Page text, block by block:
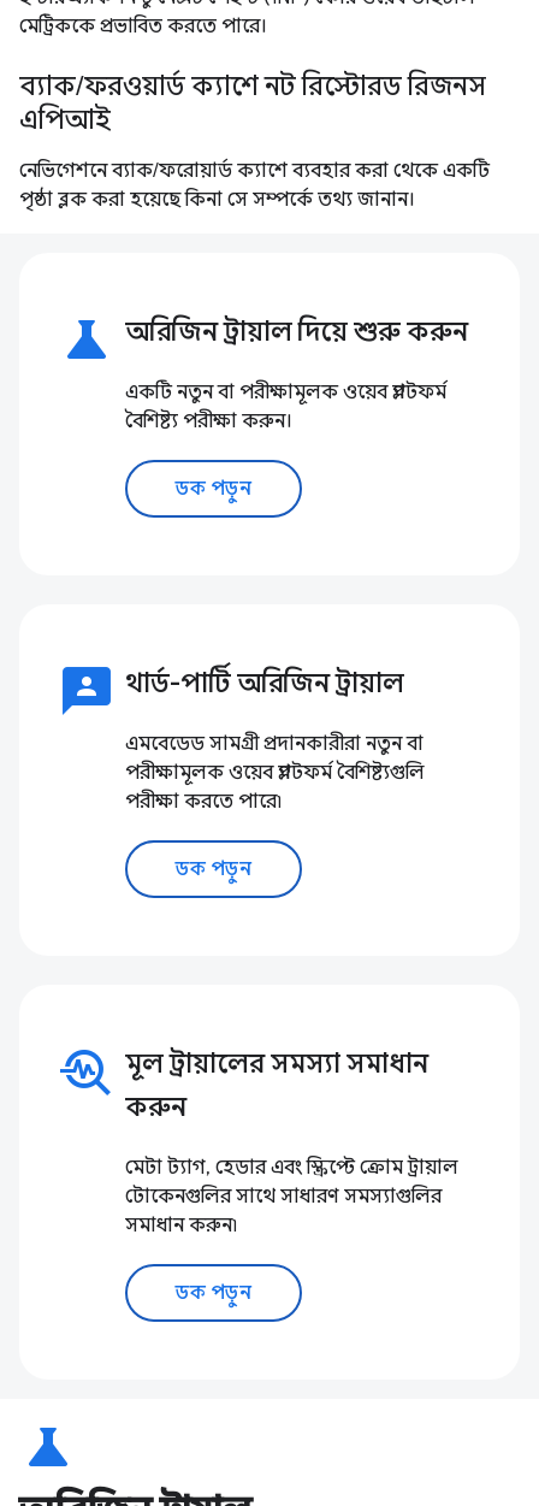
মেট্রিককে প্রভাবিত করতে পারে।
ব্যাক/ফরওয়ার্ড ক্যাশে নট রিস্টোরড রিজনস
এপিআই
নেভিগেশনে ব্যাক/ফরোয়ার্ড ক্যাশে ব্যবহার করা থেকে একটি
পৃষ্ঠা ব্লক করা হয়েছে কিনা সে সম্পর্কে তথ্য জানান।
science অরিজিন ট্রায়াল দিয়ে শুরু করুন
একটি নতুন বা পরীক্ষামূলক ওয়েব প্ল্যাটফর্ম
বৈশিষ্ট্য পরীক্ষা করুন।
ডক পড়ুন
3p থার্ড-পার্টি অরিজিন ট্রায়াল
এমবেডেড সামগ্রী প্রদানকারীরা নতুন বা
পরীক্ষামূলক ওয়েব প্ল্যাটফর্ম বৈশিষ্ট্যগুলি
পরীক্ষা করতে পারে৷
ডক পড়ুন
troubleshoot মূল ট্রায়ালের সমস্যা সমাধান
করুন
মেটা ট্যাগ, হেডার এবং স্ক্রিপ্টে ক্রোম ট্রায়াল
টোকেনগুলির সাথে সাধারণ সমস্যাগুলির
সমাধান করুন৷
ডক পড়ুন
science